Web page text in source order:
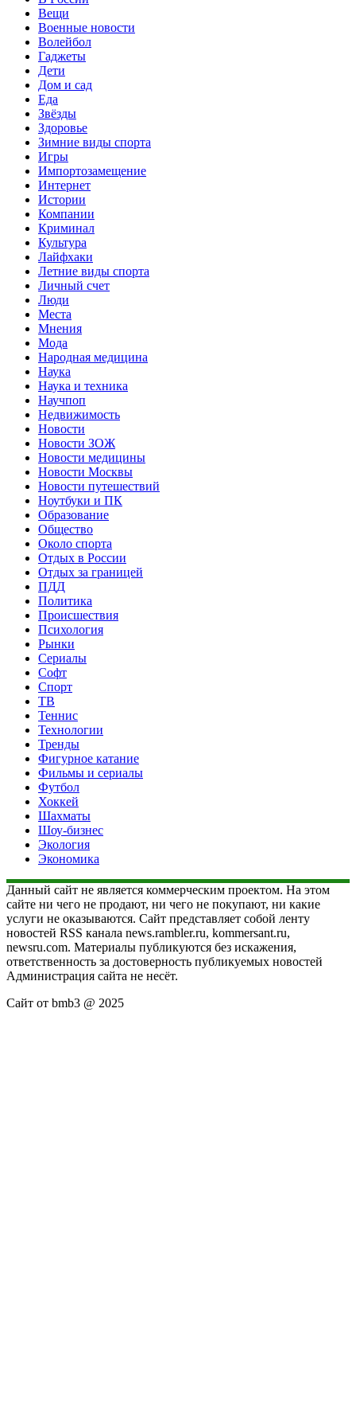
Вещи
Военные новости
Волейбол
Гаджеты
Дети
Дом и сад
Еда
Звёзды
Здоровье
Зимние виды спорта
Игры
Импортозамещение
Интернет
Истории
Компании
Криминал
Культура
Лайфхаки
Летние виды спорта
Личный счет
Люди
Места
Мнения
Мода
Народная медицина
Наука
Наука и техника
Научпоп
Недвижимость
Новости
Новости ЗОЖ
Новости медицины
Новости Москвы
Новости путешествий
Ноутбуки и ПК
Образование
Общество
Около спорта
Отдых в России
Отдых за границей
ПДД
Политика
Происшествия
Психология
Рынки
Сериалы
Софт
Спорт
ТВ
Теннис
Технологии
Тренды
Фигурное катание
Фильмы и сериалы
Футбол
Хоккей
Шахматы
Шоу-бизнес
Экология
Экономика
Данный сайт не является коммерческим проектом. На этом
сайте ни чего не продают, ни чего не покупают, ни какие
услуги не оказываются. Сайт представляет собой ленту
новостей RSS канала news.rambler.ru, kommersant.ru,
newsru.com. Материалы публикуются без искажения,
ответственность за достоверность публикуемых новостей
Администрация сайта не несёт.
Сайт от bmb3 @ 2025